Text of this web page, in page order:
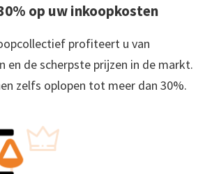
op uw inkoopkosten
profiteert u van
en de scherpste prijzen in de markt.
zelfs oplopen tot meer dan 30%.